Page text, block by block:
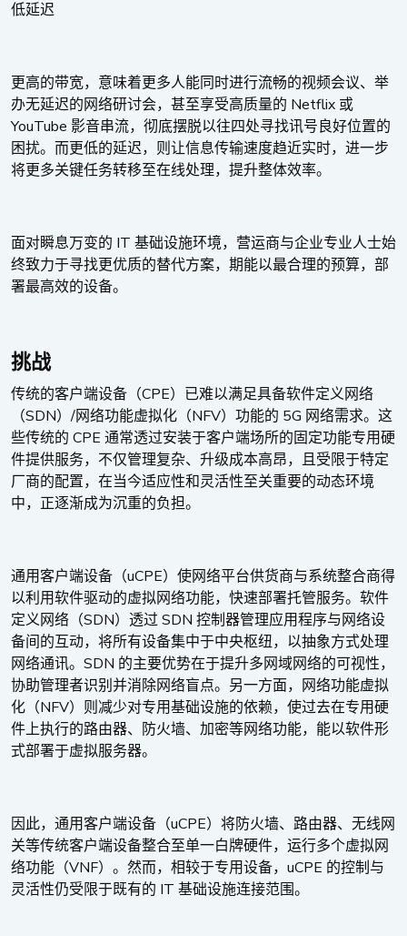
低延迟
更高的带宽，意味着更多人能同时进行流畅的视频会议、举
办无延迟的网络研讨会，甚至享受高质量的 Netflix 或
YouTube 影音串流，彻底摆脱以往四处寻找讯号良好位置的
困扰。而更低的延迟，则让信息传输速度趋近实时，进一步
将更多关键任务转移至在线处理，提升整体效率。
面对瞬息万变的 IT 基础设施环境，营运商与企业专业人士始
终致力于寻找更优质的替代方案，期能以最合理的预算，部
署最高效的设备。
挑战
传统的客户端设备（CPE）已难以满足具备软件定义网络
（SDN） /网络功能虚拟化（NFV）功能的 5G 网络需求。这
些传统的 CPE 通常透过安装于客户端场所的固定功能专用硬
件提供服务，不仅管理复杂、升级成本高昂，且受限于特定
厂商的配置，在当今适应性和灵活性至关重要的动态环境
中，正逐渐成为沉重的负担。
通用客户端设备（uCPE）使网络平台供货商与系统整合商得
以利用软件驱动的虚拟网络功能，快速部署托管服务。软件
定义网络（SDN）透过 SDN 控制器管理应用程序与网络设
备间的互动，将所有设备集中于中央枢纽，以抽象方式处理
网络通讯。 SDN 的主要优势在于提升多网域网络的可视性，
协助管理者识别并消除网络盲点。另一方面，网络功能虚拟
化（NFV）则减少对专用基础设施的依赖，使过去在专用硬
件上执行的路由器、防火墙、加密等网络功能，能以软件形
式部署于虚拟服务器。
因此，通用客户端设备（uCPE）将防火墙、路由器、无线网
关等传统客户端设备整合至单一白牌硬件，运行多个虚拟网
络功能（VNF）。然而，相较于专用设备， uCPE 的控制与
灵活性仍受限于既有的 IT 基础设施连接范围。